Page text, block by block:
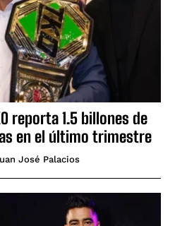
reporta 1.5 billones de
en el último trimestre
José Palacios